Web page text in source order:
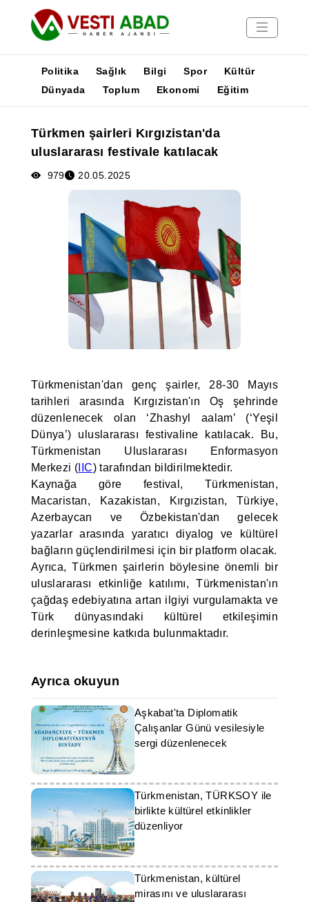
Yayınlar
Medya
Poster
Politika Sağlık Bilgi Spor
Kültür
Dünyada
Toplum Ekonomi Eğitim
Türkmen şairleri Kırgızistan'da
uluslararası festivale katılacak
979 20.05.2025
Türkmenistan'dan genç şairler, 28-30 Mayıs
tarihleri arasında Kırgızistan'ın Oş şehrinde
düzenlenecek olan ‘Zhashyl aalam’ (‘Yeşil
Dünya’) uluslararası festivaline katılacak. Bu,
Türkmenistan Uluslararası Enformasyon
Merkezi ( IIC) tarafından bildirilmektedir.
Kaynağa göre festival, Türkmenistan,
Macaristan, Kazakistan, Kırgızistan, Türkiye,
Azerbaycan ve Özbekistan'dan gelecek
yazarlar arasında yaratıcı diyalog ve kültürel
bağların güçlendirilmesi için bir platform olacak.
Ayrıca, Türkmen şairlerin böylesine önemli bir
uluslararası etkinliğe katılımı, Türkmenistan'ın
çağdaş edebiyatına artan ilgiyi vurgulamakta ve
Türk dünyasındaki kültürel etkileşimin
derinleşmesine katkıda bulunmaktadır.
Ayrıca okuyun
Aşkabat'ta Diplomatik
Çalışanlar Günü vesilesiyle
sergi düzenlenecek
Türkmenistan, TÜRKSOY ile
birlikte kültürel etkinlikler
düzenliyor
Türkmenistan, kültürel
mirasını ve uluslararası